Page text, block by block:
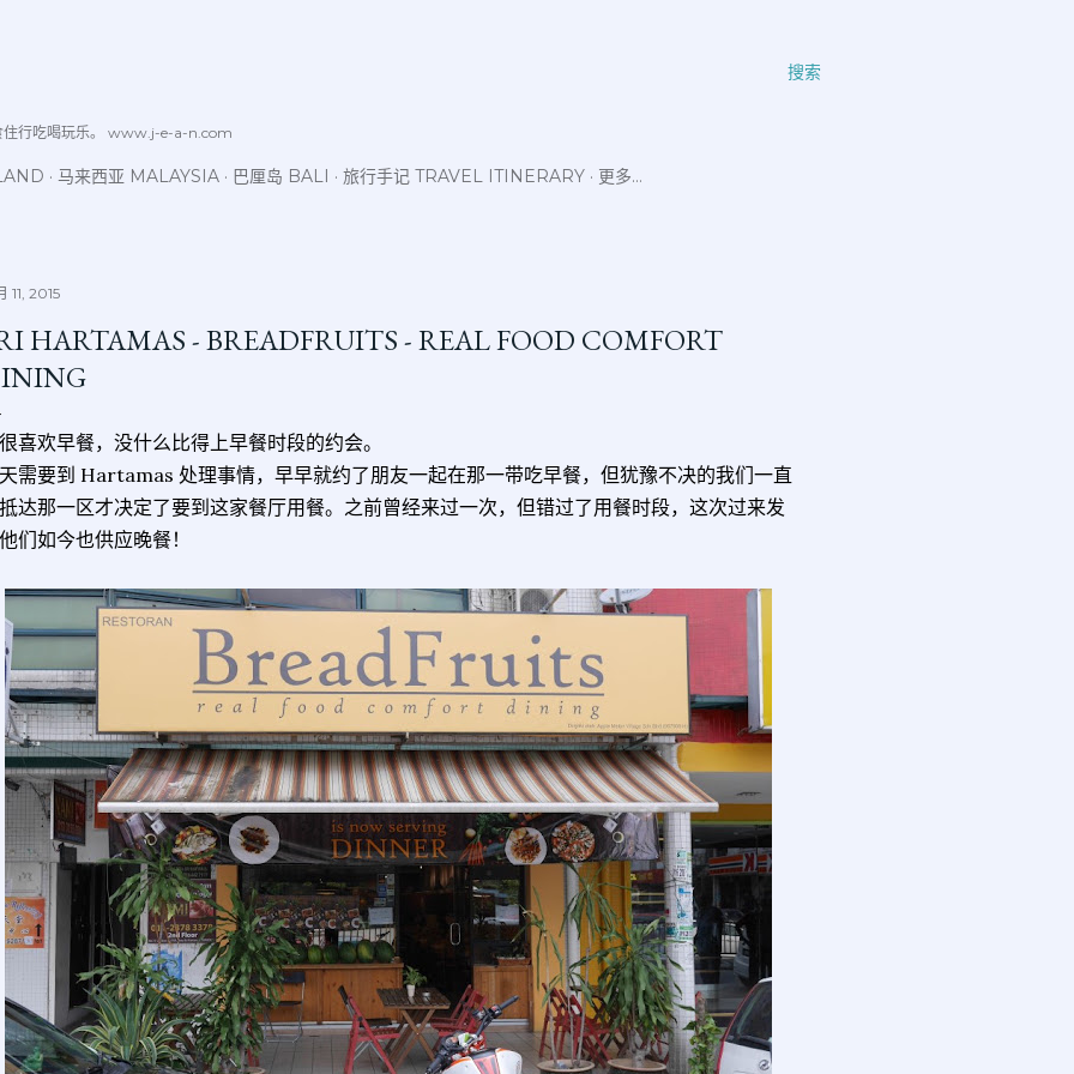
搜索
住行吃喝玩乐。 www.j-e-a-n.com
马来西亚 MALAYSIA 巴厘岛 BALI 旅行手记 TRAVEL ITINERARY 更多…
11, 2015
HARTAMAS - BREADFRUITS - REAL FOOD COMFORT
喜欢早餐，没什么比得上早餐时段的约会。
需要到 Hartamas 处理事情，早早就约了朋友一起在那一带吃早餐，但犹豫不决的我们一直
达那一区才决定了要到这家餐厅用餐。之前曾经来过一次，但错过了用餐时段，这次过来发
们如今也供应晚餐！